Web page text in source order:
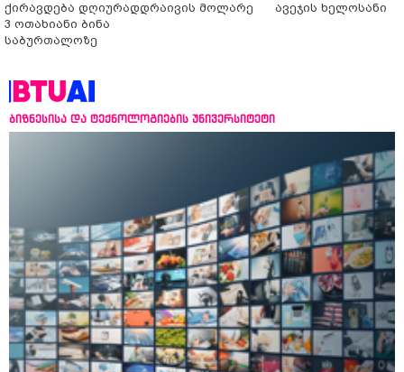
ქირავდება დღიურად
3 ოთახიანი ბინა
საბურთალოზე
დრაივის მოლარე ავეჯის ხელოსანი
ბიზნესისა და ტექნოლოგიების უნივერსიტეტი